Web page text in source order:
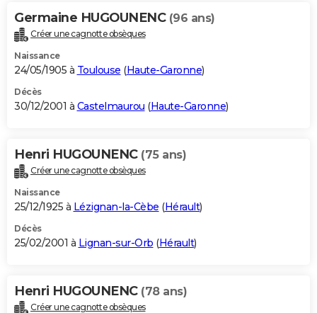
Germaine HUGOUNENC (96 ans)
Créer une cagnotte obsèques
Naissance
24/05/1905 à Toulouse (Haute-Garonne)
Décès
30/12/2001 à Castelmaurou (Haute-Garonne)
Henri HUGOUNENC (75 ans)
Créer une cagnotte obsèques
Naissance
25/12/1925 à Lézignan-la-Cèbe (Hérault)
Décès
25/02/2001 à Lignan-sur-Orb (Hérault)
Henri HUGOUNENC (78 ans)
Créer une cagnotte obsèques